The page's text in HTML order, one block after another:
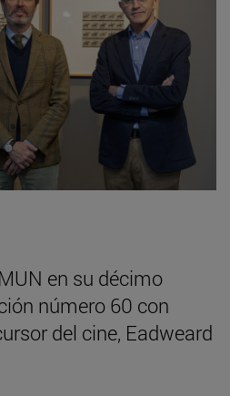
en su décimo
número 60 con
del cine, Eadweard